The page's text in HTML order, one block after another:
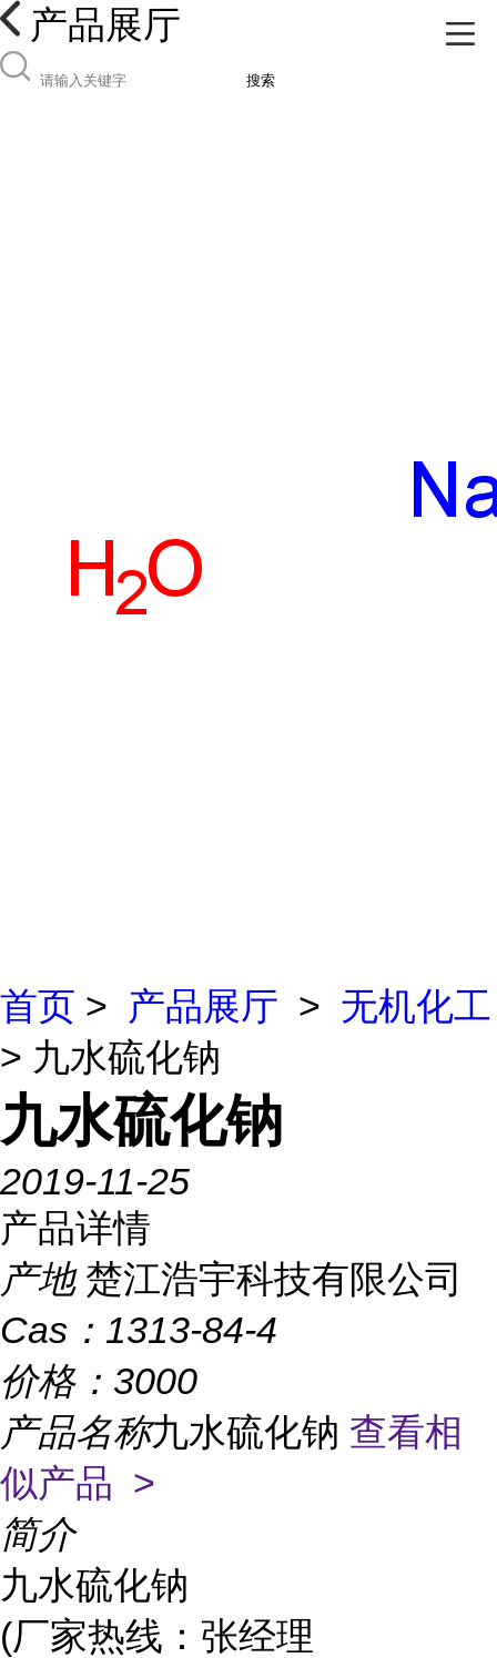
产品展厅
搜索
首页 > 产品展厅 > 无机化工
> 九水硫化钠
九水硫化钠
2019-11-25
产品详情
产地 楚江浩宇科技有限公司
Cas： 1313-84-4
价格： 3000
产品名称九水硫化钠 查看相
似产品 >
简介
九水硫化钠
(厂家热线：张经理